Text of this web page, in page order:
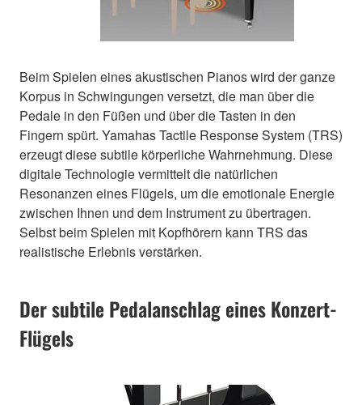
Beim Spielen eines akustischen Pianos wird der ganze
Korpus in Schwingungen versetzt, die man über die
Pedale in den Füßen und über die Tasten in den
Fingern spürt. Yamahas Tactile Response System (TRS)
erzeugt diese subtile körperliche Wahrnehmung. Diese
digitale Technologie vermittelt die natürlichen
Resonanzen eines Flügels, um die emotionale Energie
zwischen Ihnen und dem Instrument zu übertragen.
Selbst beim Spielen mit Kopfhörern kann TRS das
realistische Erlebnis verstärken.
Der subtile Pedalanschlag eines Konzert-
Flügels